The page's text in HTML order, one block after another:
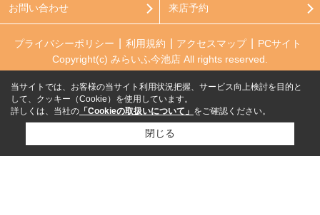
お問い合わせ 来店予約
プライバシーポリシー 利用規約 アクセスマップ
PCサイト
Copyright(c) みらいふ今池店 All rights reserved.
当サイトでは、お客様の当サイト利用状況把握、サービス向上検討を目的と
して、クッキー（Cookie）を使用しています。
詳しくは、当社の 「Cookieの取扱いについて」 をご確認ください。
閉じる